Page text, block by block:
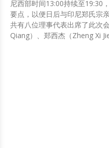
尼西部时间13:00持续至19:30
要点，以便日后与印尼郑氏宗
共有八位理事代表出席了此次
Qiang）、郑西杰（Zheng Xi